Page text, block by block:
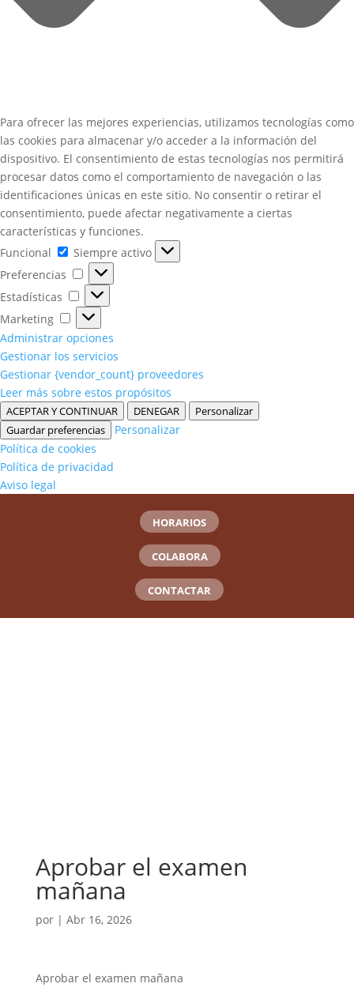
Para ofrecer las mejores experiencias, utilizamos tecnologías como
las cookies para almacenar y/o acceder a la información del
dispositivo. El consentimiento de estas tecnologías nos permitirá
procesar datos como el comportamiento de navegación o las
identificaciones únicas en este sitio. No consentir o retirar el
consentimiento, puede afectar negativamente a ciertas
características y funciones.
Funcional
Funcional
Siempre activo
Preferencias
Preferencias
Estadísticas
Estadísticas
Marketing
Marketing
Administrar opciones
Gestionar los servicios
Gestionar {vendor_count} proveedores
Leer más sobre estos propósitos
ACEPTAR Y CONTINUAR DENEGAR
Personalizar
Guardar preferencias
Personalizar
Política de cookies
Política de privacidad
Aviso legal
HORARIOS
COLABORA
CONTACTAR
Aprobar el examen
mañana
por | Abr 16, 2026
Aprobar el examen mañana